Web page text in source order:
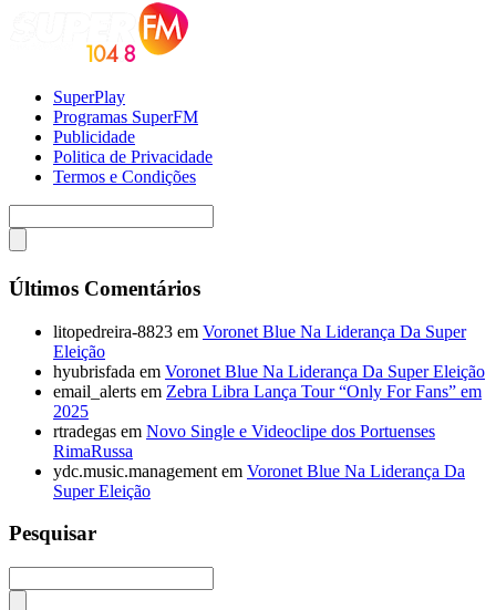
SuperPlay
Programas SuperFM
Publicidade
Politica de Privacidade
Termos e Condições
Últimos Comentários
litopedreira-8823 em Voronet Blue Na Liderança Da Super
Eleição
hyubrisfada em Voronet Blue Na Liderança Da Super Eleição
email_alerts em Zebra Libra Lança Tour “Only For Fans” em
2025
rtradegas em Novo Single e Videoclipe dos Portuenses
RimaRussa
ydc.music.management em Voronet Blue Na Liderança Da
Super Eleição
Pesquisar